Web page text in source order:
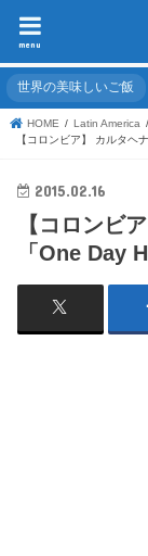
menu
世界の美味しいご飯
HOME Latin America
【コロンビア】 カルタヘ
2015.02.16
【コロンビ
「One Day